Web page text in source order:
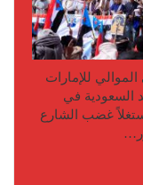
الموالي للإمارات
السعودية في
غضب الشارع